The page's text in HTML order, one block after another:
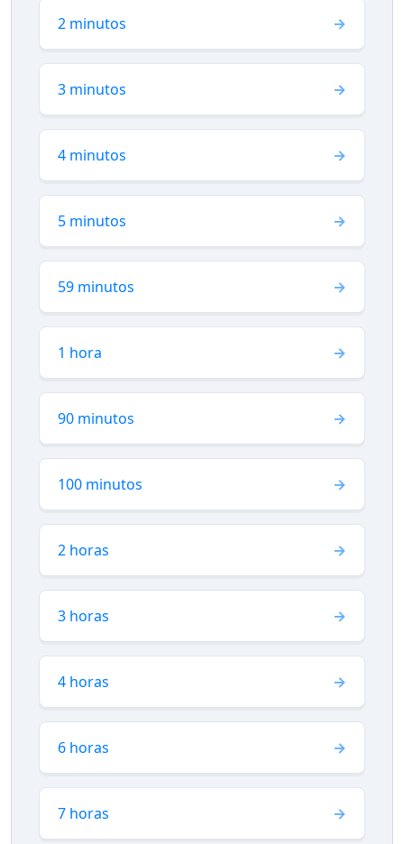
2 minutos
3 minutos
4 minutos
5 minutos
59 minutos
1 hora
90 minutos
100 minutos
2 horas
3 horas
4 horas
6 horas
7 horas